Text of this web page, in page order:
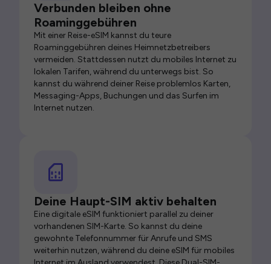
Verbunden bleiben ohne
Roaminggebühren
Mit einer Reise-eSIM kannst du teure
Roaminggebühren deines Heimnetzbetreibers
vermeiden. Stattdessen nutzt du mobiles Internet zu
lokalen Tarifen, während du unterwegs bist. So
kannst du während deiner Reise problemlos Karten,
Messaging-Apps, Buchungen und das Surfen im
Internet nutzen.
Deine Haupt-SIM aktiv behalten
Eine digitale eSIM funktioniert parallel zu deiner
vorhandenen SIM-Karte. So kannst du deine
gewohnte Telefonnummer für Anrufe und SMS
weiterhin nutzen, während du deine eSIM für mobiles